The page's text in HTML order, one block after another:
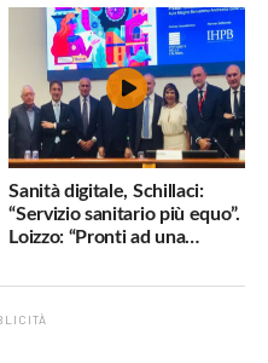
inadeguati al nostro lavoro”
Sanità digitale, Schillaci:
“Servizio sanitario più equo”.
Loizzo: “Pronti ad una
Terapie Digitali”